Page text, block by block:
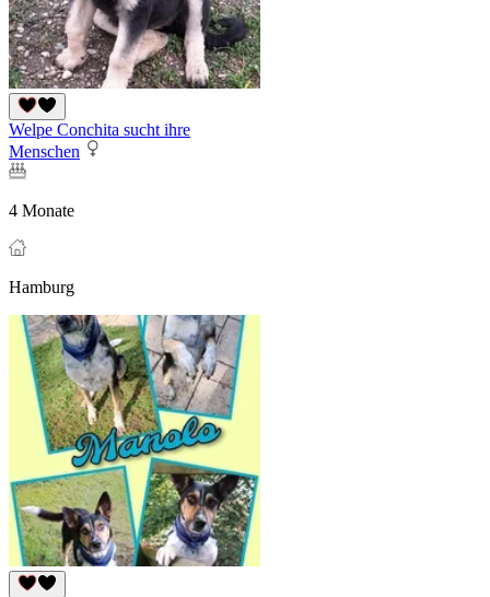
Welpe Conchita sucht ihre
Menschen
4 Monate
Hamburg